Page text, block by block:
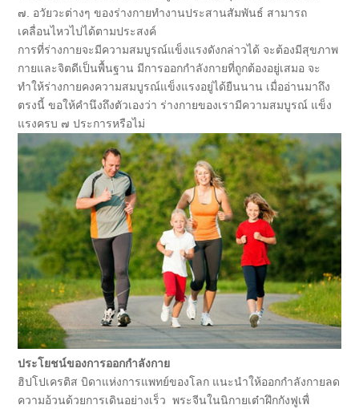
๗. อวัยวะต่างๆ ของร่างกายทำงานประสานสัมพันธ์ สามารถ
เคลื่อนไหวไปได้ตามประสงค์
การที่ร่างกายจะมีความสมบูรณ์แข็งแรงดังกล่าวได้ จะต้องมีสุขภาพ
กายและจิตดีเป็นพื้นฐาน มีการออกกำลังกายที่ถูกต้องอยู่เสมอ จะ
ทำให้ร่างกายคงความสมบูรณ์แข็งแรงอยู่ได้ยืนนาน เมื่ออ่านมาถึง
ตรงนี้ ขอให้คำนึงถึงตัวเองว่า ร่างกายของเรามีความสมบูรณ์ แข็ง
แรงครบ ๗ ประการหรือไม่
ประโยชน์ของการออกกำลังกาย
ฮิปโปเครติส บิดาแห่งการแพทย์ของโลก แนะนำให้ออกกำลังกายลด
ความอ้วนด้วยการเดินอย่างเร็ว พระจีนในนิกายเต๋าฝึกกังฟูเพื่